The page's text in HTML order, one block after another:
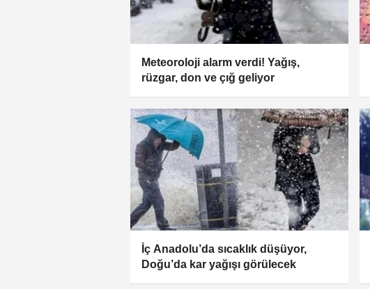
Meteoroloji alarm verdi! Yağış,
rüzgar, don ve çığ geliyor
İç Anadolu’da sıcaklık düşüyor,
Doğu’da kar yağışı görülecek